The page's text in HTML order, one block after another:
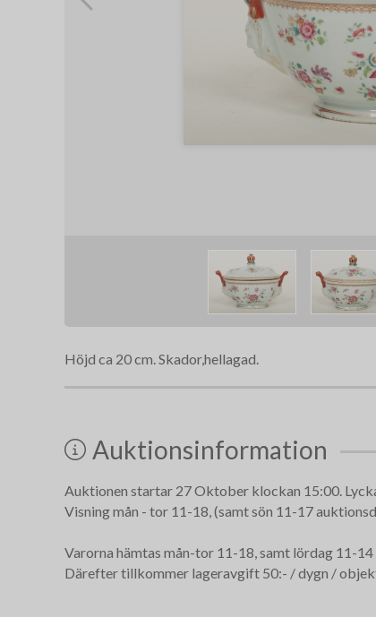
Höjd ca 20 cm. Skador,hellagad.
Auktionsinformation
Auktionen startar 27 Oktober klockan 15:00.
Visning mån - tor 11-18, (samt sön 11-17
Varorna hämtas mån-tor 11-18, samt lördag 11-
Därefter tillkommer lageravgift 50:- / dygn /